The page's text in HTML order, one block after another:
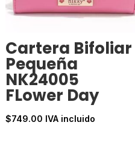
Cartera Bifoliar
Pequeña
NK24005
FLower Day
$749.00 IVA incluido